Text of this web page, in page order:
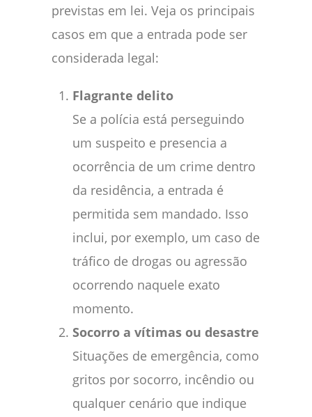
previstas em lei. Veja os principais
casos em que a entrada pode ser
considerada legal:
Flagrante delito
Se a polícia está perseguindo
um suspeito e presencia a
ocorrência de um crime dentro
da residência, a entrada é
permitida sem mandado. Isso
inclui, por exemplo, um caso de
tráfico de drogas ou agressão
ocorrendo naquele exato
momento.
Socorro a vítimas ou desastre
Situações de emergência, como
gritos por socorro, incêndio ou
qualquer cenário que indique